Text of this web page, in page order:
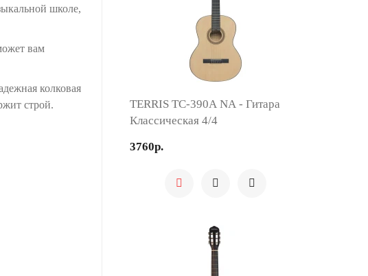
школе,
вам
колковая
строй.
TERRIS TC-390A NA - Гитара
Классическая 4/4
3760р.